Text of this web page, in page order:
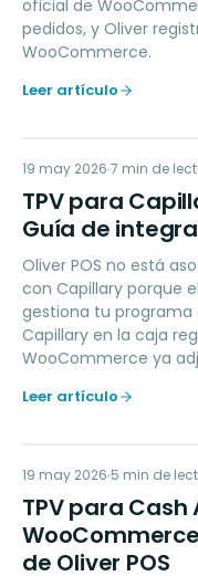
oficial de
pedidos, y Oliver
WooCommerce.
Leer artículo
TP
LOYALTY
19 may 2026 7 min de
TPV para
Guía de
Oliver POS no está
con Capillary porque
gestiona tu programa
Capillary en la caja
WooCommerce ya
Leer artículo
TP
PAYMENTS
19 may 2026 5 min de
TPV para Cash
de Oliver POS